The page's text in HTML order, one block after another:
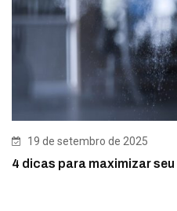
19 de setembro de 2025
4 dicas para maximizar